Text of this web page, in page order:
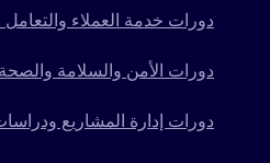
دورات خدمة العملاء والتعامل
دورات الأمن والسلامة والصحة
دورات إدارة المشاريع